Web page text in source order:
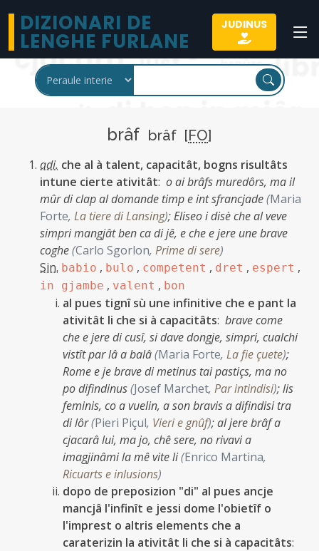
DIZIONARI DE
LENGHE FURLANE
JUDINUS
brâf brâf [FO]
adi. che al à talent, capacitât, bogns risultâts
intune cierte ativitât: o ai brâfs muredôrs, ma il
mûr di clap al domande timp e int sfrancjade(Maria
Forte, La tiere di Lansing);Eliseo i disè che al veve
simpri mangjât ben ca di jê, e che e jere une brave
coghe(Carlo Sgorlon, Prime di sere)
Sin. babio , bulo , competent , dret , espert ,
in gjambe , valent , bon
al pues tignî sù une infinitive che e pant la
ativitât li che si à capacitâts: brave come
che e jere di cusî, si dave dongje, simpri, cualchi
vistît par lâ a balâ(Maria Forte, La fie çuete);
Rome e je brave di metinus tai pastiçs, ma no
po difindinus(Josef Marchet, Par intindisi);lis
feminis, co a vuelin, a son bravis a difindisi tra
di lôr(Pieri Piçul, Vieri e gnûf);al jere brâf a
cjacarâ lui, ma jo, chê sere, no rivavi a
imagjinâmi la mê vite li(Enrico Martina,
Ricuarts e inlusions)
dopo de preposizion "di" al pues ancje
mancjâ l'infinît e jessi dome l'obietîf o
l'imprest o altris elements che a
caraterizin la ativitât li che si à capacitâts: